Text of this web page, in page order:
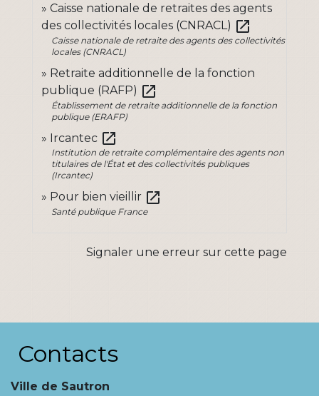
Caisse nationale de retraites des agents
des collectivités locales (CNRACL) open_in_new
Caisse nationale de retraite des agents des collectivités
locales (CNRACL)
Retraite additionnelle de la fonction
publique (RAFP) open_in_new
Établissement de retraite additionnelle de la fonction
publique (ERAFP)
Ircantec open_in_new
Institution de retraite complémentaire des agents non
titulaires de l'État et des collectivités publiques
(Ircantec)
Pour bien vieillir open_in_new
Santé publique France
Signaler une erreur sur cette page
Contacts
Ville de Sautron